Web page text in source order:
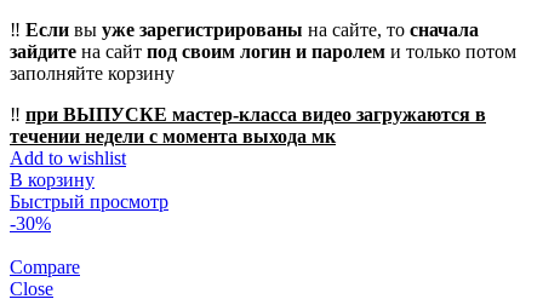
‼️ Если вы уже зарегистрированы на сайте, то сначала
зайдите на сайт под своим логин и паролем и только потом
заполняйте корзину
‼️ при ВЫПУСКЕ мастер-класса видео загружаются в
течении недели с момента выхода мк
Add to wishlist
В корзину
Быстрый просмотр
-30%
Compare
Close